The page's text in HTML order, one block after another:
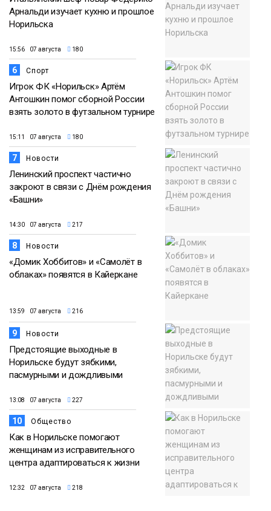
Арнальди изучает кухню и прошлое
Норильска
15:56 07 августа 180
6 Спорт
Игрок ФК «Норильск» Артём
Антошкин помог сборной России
взять золото в футзальном турнире
15:11 07 августа 180
7 Новости
Ленинский проспект частично
закроют в связи с Днём рождения
«Башни»
14:30 07 августа 217
8 Новости
«Домик Хоббитов» и «Самолёт в
облаках» появятся в Кайеркане
13:59 07 августа 216
9 Новости
Предстоящие выходные в
Норильске будут зябкими,
пасмурными и дождливыми
13:08 07 августа 227
10 Общество
Как в Норильске помогают
женщинам из исправительного
центра адаптироваться к жизни
12:32 07 августа 218